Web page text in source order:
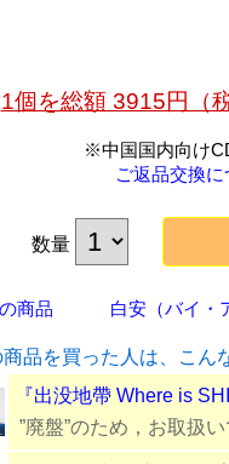
1個を総額 3915円（
※中国国内向け
ご返品交換
数量
商品 白安（バイ・
品を買った人は、こん
『出没地帶 Where is
”廃盤”のため，お取扱